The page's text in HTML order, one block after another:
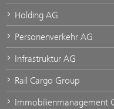
Holding AG
Personenverkehr AG
Infrastruktur AG
Rail Cargo Group
Immobilienmanagement